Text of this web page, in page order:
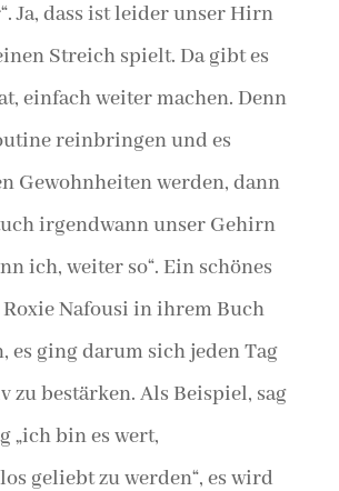
Ja, dass ist leider unser Hirn
Streich spielt. Da gibt es
einfach weiter machen. Denn
reinbringen und es
Gewohnheiten werden, dann
irgendwann unser Gehirn
ich, weiter so“. Ein schönes
Nafousi in ihrem Buch
es ging darum sich jeden Tag
zu bestärken. Als Beispiel, sag
„ich bin es wert,
geliebt zu werden“, es wird